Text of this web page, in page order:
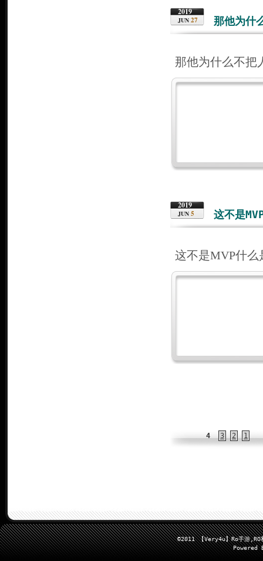
2019
JUN 27 那他为什
那他为什么不把
2019
JUN 5 这不是
这不是MVP什么
4 3 2 1
©2011 【Very4u】Ro手游,RO
Powered